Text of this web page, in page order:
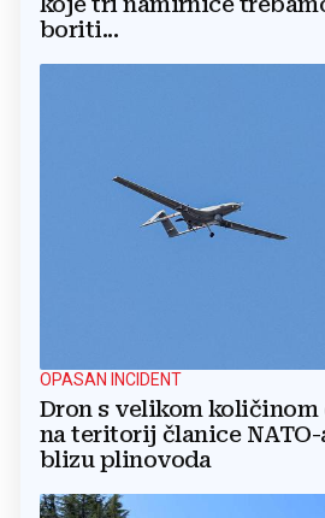
boriti...
OPASAN INCIDENT
Dron s velikom količinom
na teritorij članice
blizu plinovoda